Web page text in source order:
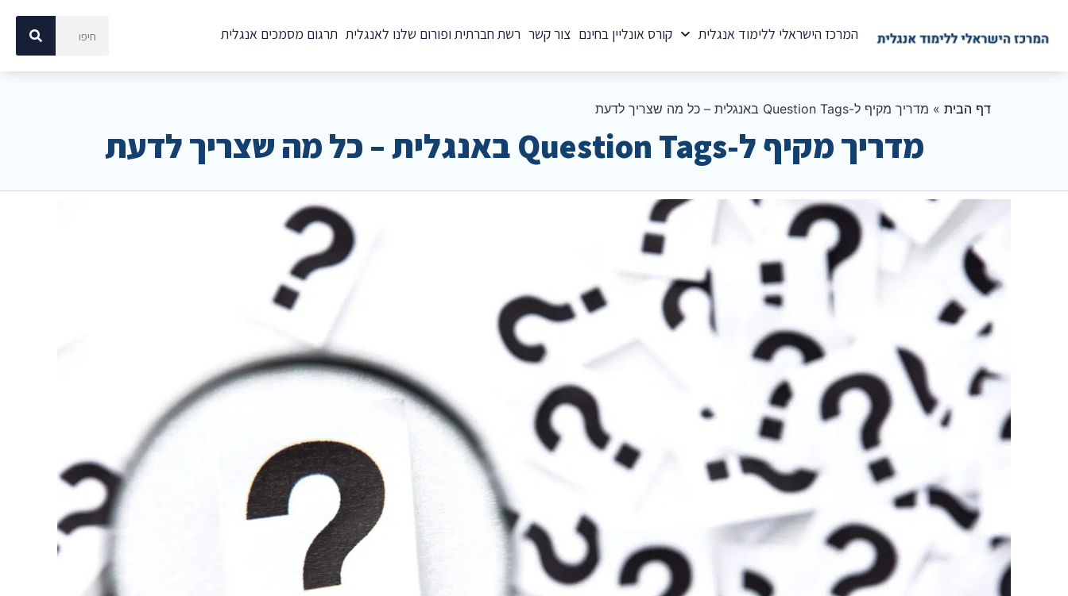
המרכז הישראלי ללימוד אנגלית קורס אונליין בחינם צור קשר רשת חברתית ופורום שלנו לאנגלית תרגום מסמכים אנגלית
דף הבית » מדריך מקיף ל-Question Tags באנגלית – כל מה שצריך לדעת
מדריך מקיף ל-Question Tags באנגלית – כל מה שצריך לדעת